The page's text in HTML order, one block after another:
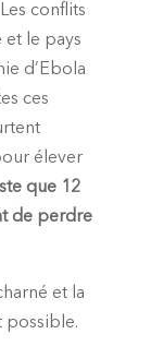
conflits
et le pays
d’Ebola
ces
élever
que 12
de perdre
et la
possible.